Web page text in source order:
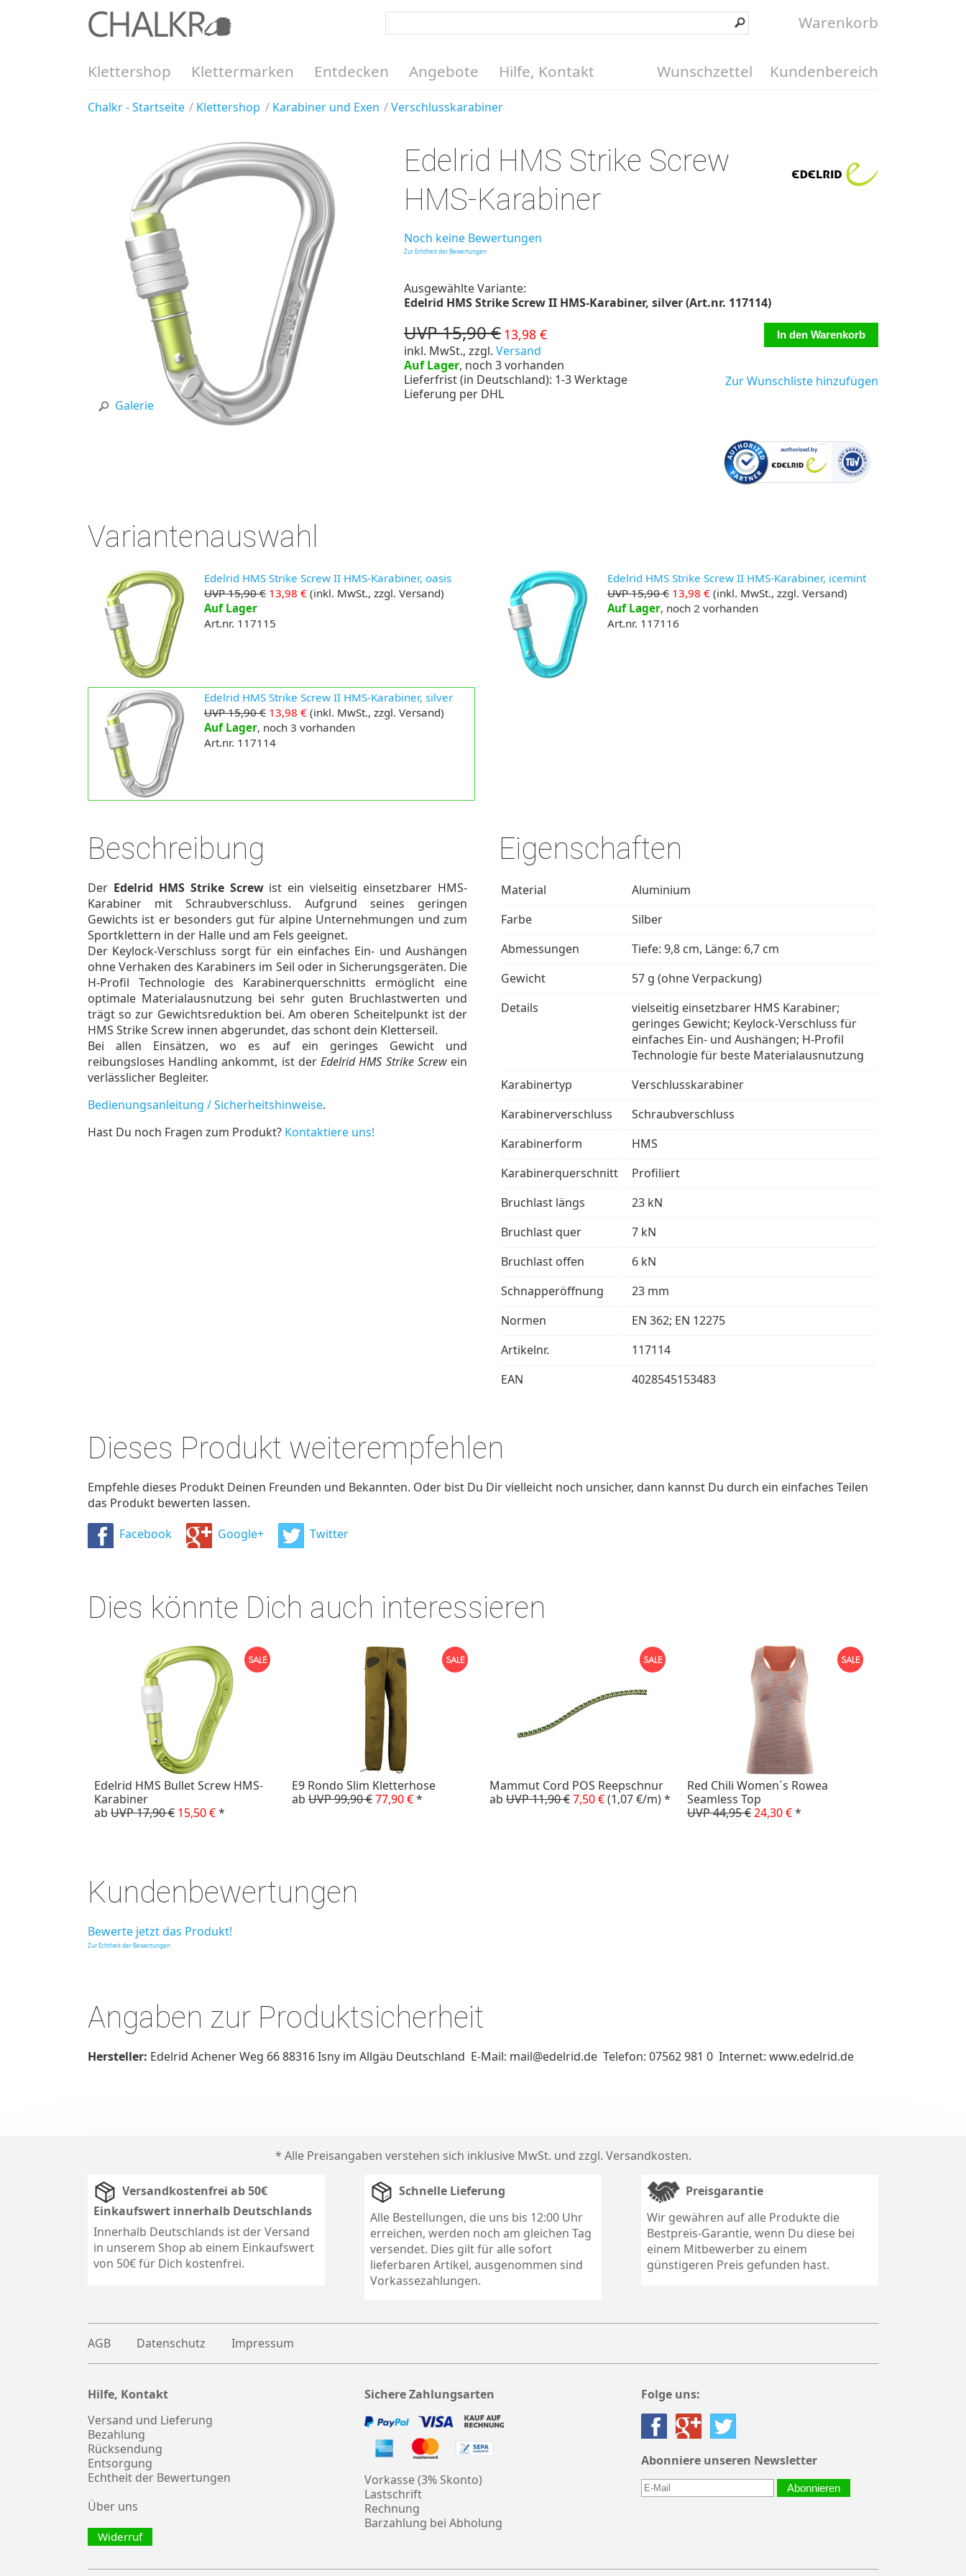
Warenkorb
Klettershop Klettermarken Entdecken Angebote Hilfe, Kontakt Kundenbereich
Wunschzettel
Chalkr - Startseite Klettershop Karabiner und Exen Verschlusskarabiner
Galerie
Edelrid HMS Strike Screw
HMS-Karabiner
Noch keine Bewertungen
Zur Echtheit der Bewertungen
Ausgewählte Variante:
Edelrid HMS Strike Screw II HMS-Karabiner, silver (Art.nr. 117114)
UVP 15,90 € 13,98 €
inkl. MwSt., zzgl. Versand
Auf Lager, noch 3 vorhanden
Lieferfrist (in Deutschland): 1-3 Werktage
Lieferung per DHL
Zur Wunschliste hinzufügen
Variantenauswahl
Edelrid HMS Strike Screw II HMS-Karabiner, oasis
UVP 15,90 € 13,98 € (inkl. MwSt., zzgl. Versand)
Auf Lager
Art.nr. 117115
Edelrid HMS Strike Screw II HMS-Karabiner, icemint
UVP 15,90 € 13,98 € (inkl. MwSt., zzgl. Versand)
Auf Lager, noch 2 vorhanden
Art.nr. 117116
Edelrid HMS Strike Screw II HMS-Karabiner, silver
UVP 15,90 € 13,98 € (inkl. MwSt., zzgl. Versand)
Auf Lager, noch 3 vorhanden
Art.nr. 117114
Eigenschaften
Material
Aluminium
Farbe
Silber
Abmessungen
Tiefe: 9,8 cm, Länge: 6,7 cm
Gewicht
57 g (ohne Verpackung)
Details
vielseitig einsetzbarer HMS Karabiner;
geringes Gewicht; Keylock-Verschluss für
einfaches Ein- und Aushängen; H-Profil
Technologie für beste Materialausnutzung
Karabinertyp
Verschlusskarabiner
Karabinerverschluss
Schraubverschluss
Karabinerform
HMS
Karabinerquerschnitt
Profiliert
Bruchlast längs
23 kN
Bruchlast quer
7 kN
Bruchlast offen
6 kN
Schnapperöffnung
23 mm
Normen
EN 362; EN 12275
Artikelnr.
117114
EAN
4028545153483
Beschreibung
Der Edelrid HMS Strike Screwist ein vielseitig einsetzbarer HMS-
Karabiner mit Schraubverschluss. Aufgrund seines geringen
Gewichts ist er besonders gut für alpine Unternehmungen und zum
Sportklettern in der Halle und am Fels geeignet.
Der Keylock-Verschluss sorgt für ein einfaches Ein- und Aushängen
ohne Verhaken des Karabiners im Seil oder in Sicherungsgeräten. Die
H-Profil Technologie des Karabinerquerschnitts ermöglicht eine
optimale Materialausnutzung bei sehr guten Bruchlastwerten und
trägt so zur Gewichtsreduktion bei. Am oberen Scheitelpunkt ist der
HMS Strike Screw innen abgerundet, das schont dein Kletterseil.
Bei allen Einsätzen, wo es auf ein geringes Gewicht und
reibungsloses Handling ankommt, ist derEdelrid HMS Strike Screwein
verlässlicher Begleiter.
Bedienungsanleitung / Sicherheitshinweise.
Hast Du noch Fragen zum Produkt? Kontaktiere uns!
Dieses Produkt weiterempfehlen
Empfehle dieses Produkt Deinen Freunden und Bekannten. Oder bist Du Dir vielleicht noch unsicher, dann kannst Du durch ein einfaches Teilen
das Produkt bewerten lassen.
Facebook
Google+ Twitter
Dies könnte Dich auch interessieren
Edelrid HMS Bullet Screw HMS-
Karabiner
ab UVP 17,90 € 15,50 €*
E9 Rondo Slim Kletterhose
ab UVP 99,90 €77,90 €*
Mammut Cord POS Reepschnur
ab UVP 11,90 €7,50 €(1,07 €/m)*
Red Chili Women´s Rowea
Seamless Top
UVP 44,95 €24,30 €*
Kundenbewertungen
Bewerte jetzt das Produkt!
Zur Echtheit der Bewertungen
Angaben zur Produktsicherheit
Hersteller: Edelrid Achener Weg 66 88316 Isny im Allgäu Deutschland E-Mail: mail@edelrid.de Telefon: 07562 981 0 Internet: www.edelrid.de
* Alle Preisangaben verstehen sich inklusive MwSt. und zzgl. Versandkosten.
Versandkostenfrei ab 50€
Einkaufswert innerhalb Deutschlands
Innerhalb Deutschlands ist der Versand
in unserem Shop ab einem Einkaufswert
von 50€ für Dich kostenfrei.
Schnelle Lieferung
Alle Bestellungen, die uns bis 12:00 Uhr
erreichen, werden noch am gleichen Tag
versendet. Dies gilt für alle sofort
lieferbaren Artikel, ausgenommen sind
Vorkassezahlungen.
Preisgarantie
Wir gewähren auf alle Produkte die
Bestpreis-Garantie, wenn Du diese bei
einem Mitbewerber zu einem
günstigeren Preis gefunden hast.
AGB Datenschutz Impressum
Hilfe, Kontakt
Versand und Lieferung
Bezahlung
Rücksendung
Entsorgung
Echtheit der Bewertungen
Über uns
Widerruf
Sichere Zahlungsarten
Vorkasse (3% Skonto)
Lastschrift
Rechnung
Barzahlung bei Abholung
Folge uns:
Abonniere unseren Newsletter
Abonnieren